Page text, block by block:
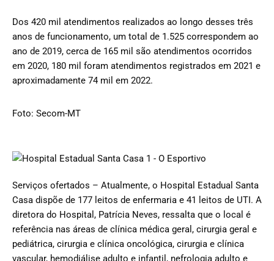
Dos 420 mil atendimentos realizados ao longo desses três
anos de funcionamento, um total de 1.525 correspondem ao
ano de 2019, cerca de 165 mil são atendimentos ocorridos
em 2020, 180 mil foram atendimentos registrados em 2021 e
aproximadamente 74 mil em 2022.
Foto: Secom-MT
Serviços ofertados – Atualmente, o Hospital Estadual Santa
Casa dispõe de 177 leitos de enfermaria e 41 leitos de UTI. A
diretora do Hospital, Patrícia Neves, ressalta que o local é
referência nas áreas de clínica médica geral, cirurgia geral e
pediátrica, cirurgia e clínica oncológica, cirurgia e clínica
vascular, hemodiálise adulto e infantil, nefrologia adulto e